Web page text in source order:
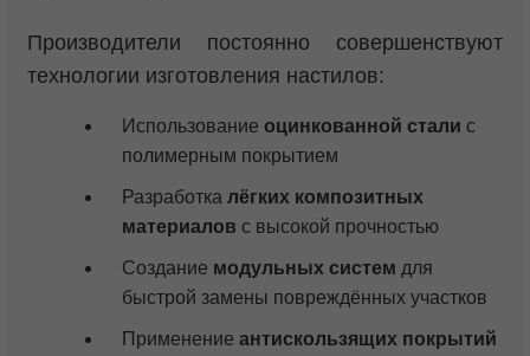
Производители постоянно совершенствуют
технологии изготовления настилов:
Использование оцинкованной стали с
полимерным покрытием
Разработка лёгких композитных
материалов с высокой прочностью
Создание модульных систем для
быстрой замены повреждённых участков
Применение антискользящих покрытий